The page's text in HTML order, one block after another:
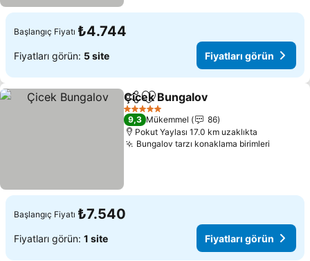
Başlangıç Fiyatı ₺4.744
Fiyatları görün: 5 site Fiyatları görün
PaylaşFavorilerime ekle
Çicek Bungalov
5 Yıldız
9,3 Mükemmel
86
Pokut Yaylası 17.0 km uzaklıkta
Bungalov tarzı konaklama birimleri
Başlangıç Fiyatı ₺7.540
Fiyatları görün: 1 site Fiyatları görün